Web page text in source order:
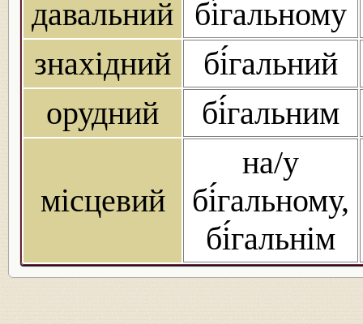
давальний бі́гальному
знахідний
бі́гальний
орудний
бі́гальним
місцевий
на/у
бі́гальному,
бі́гальнім